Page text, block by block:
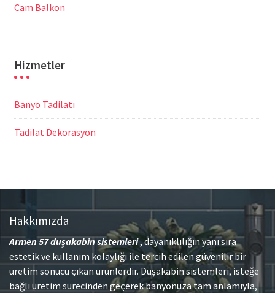
Cam Balkon
Hizmetler
Banyo Tadilatı
Tadilat Dekorasyon
Hakkımızda
Armen 57duşakabin sistemleri, dayanıklılığın yanı sıra
estetik ve kullanım kolaylığı ile tercih edilen güvenilir bir
üretim sonucu çıkan ürünlerdir. Duşakabin sistemleri, isteğe
bağlı üretim sürecinden geçerek banyonuza tam anlamıyla,